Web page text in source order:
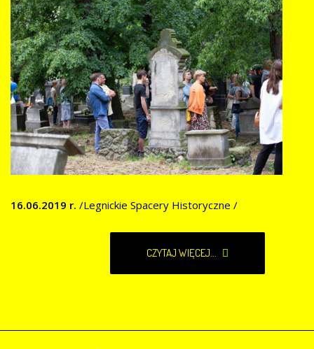
16.06.2019 r. /Legnickie Spacery Historyczne /
CZYTAJ WIĘCEJ...